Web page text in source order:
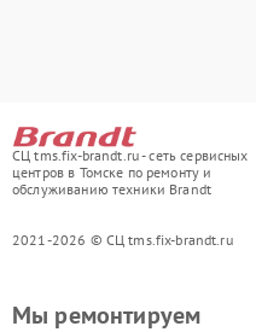
СЦ tms.fix-brandt.ru - сеть сервисных
центров в Томске по ремонту и
обслуживанию техники Brandt
2021-2026 © СЦ tms.fix-brandt.ru
Мы ремонтируем